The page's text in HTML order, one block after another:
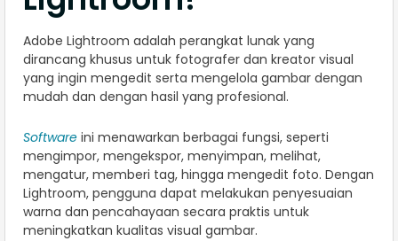
Adobe Lightroom adalah perangkat lunak yang
dirancang khusus untuk fotografer dan kreator visual
yang ingin mengedit serta mengelola gambar dengan
mudah dan dengan hasil yang profesional.
Software ini menawarkan berbagai fungsi, seperti
mengimpor, mengekspor, menyimpan, melihat,
mengatur, memberi tag, hingga mengedit foto. Dengan
Lightroom, pengguna dapat melakukan penyesuaian
warna dan pencahayaan secara praktis untuk
meningkatkan kualitas visual gambar.